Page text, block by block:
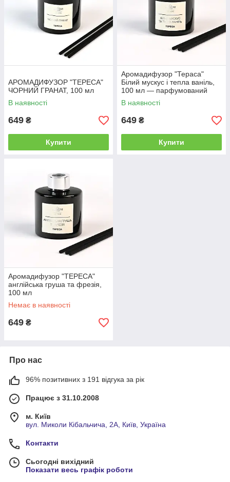
АРОМАДИФУЗОР "ТЕРЕСА"
ЧОРНИЙ ГРАНАТ, 100 мл
В наявності
649 ₴
Купити
Аромадифузор "Тераса"
Білий мускус і тепла ваніль,
100 мл — парфумований
дифузор для дому
В наявності
649 ₴
Купити
Аромадифузор "ТЕРЕСА"
англійська груша та фрезія,
100 мл
Немає в наявності
649 ₴
Про нас
96% позитивних з 191 відгука за рік
Працює з 31.10.2008
м. Київ
вул. Миколи Кібальчича, 2А, Київ, Україна
Контакти
Сьогодні вихідний
Показати весь графік роботи